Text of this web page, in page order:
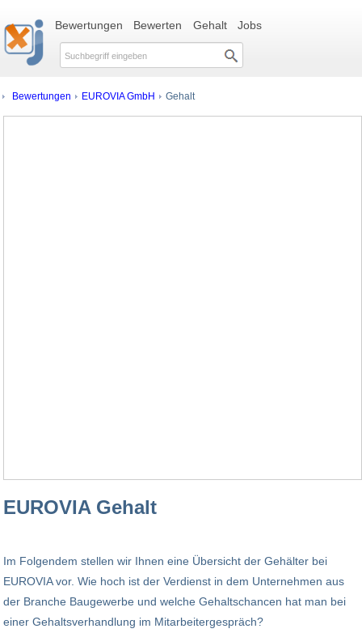
Bewertungen Bewerten Gehalt Jobs
Bewertungen EUROVIA GmbH Gehalt
EUROVIA Gehalt
Im Folgendem stellen wir Ihnen eine Übersicht der Gehälter bei
EUROVIA vor. Wie hoch ist der Verdienst in dem Unternehmen aus
der Branche Baugewerbe und welche Gehaltschancen hat man bei
einer Gehaltsverhandlung im Mitarbeitergespräch?